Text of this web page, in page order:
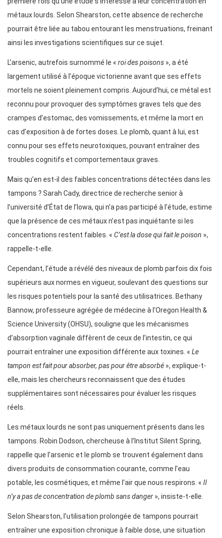
métaux lourds. Selon Shearston, cette absence de recherche
pourrait être liée au tabou entourant les menstruations, freinant
ainsi les investigations scientifiques sur ce sujet.
L’arsenic, autrefois surnommé le « roi des poisons », a été
largement utilisé à l’époque victorienne avant que ses effets
mortels ne soient pleinement compris. Aujourd’hui, ce métal est
reconnu pour provoquer des symptômes graves tels que des
crampes d’estomac, des vomissements, et même la mort en
cas d’exposition à de fortes doses. Le plomb, quant à lui, est
connu pour ses effets neurotoxiques, pouvant entraîner des
troubles cognitifs et comportementaux graves.
Mais qu’en est-il des faibles concentrations détectées dans les
tampons ? Sarah Cady, directrice de recherche senior à
l’université d’État de l’Iowa, qui n’a pas participé à l’étude, estime
que la présence de ces métaux n’est pas inquiétante si les
concentrations restent faibles. « C’est la dose qui fait le poison »,
rappelle-t-elle.
Cependant, l’étude a révélé des niveaux de plomb parfois dix fois
supérieurs aux normes en vigueur, soulevant des questions sur
les risques potentiels pour la santé des utilisatrices. Bethany
Bannow, professeure agrégée de médecine à l’Oregon Health &
Science University (OHSU), souligne que les mécanismes
d’absorption vaginale diffèrent de ceux de l’intestin, ce qui
pourrait entraîner une exposition différente aux toxines. « Le
tampon est fait pour absorber, pas pour être absorbé », explique-t-
elle, mais les chercheurs reconnaissent que des études
supplémentaires sont nécessaires pour évaluer les risques
réels.
Les métaux lourds ne sont pas uniquement présents dans les
tampons. Robin Dodson, chercheuse à l’Institut Silent Spring,
rappelle que l’arsenic et le plomb se trouvent également dans
divers produits de consommation courante, comme l’eau
potable, les cosmétiques, et même l’air que nous respirons. « Il
n’y a pas de concentration de plomb sans danger », insiste-t-elle.
Selon Shearston, l’utilisation prolongée de tampons pourrait
entraîner une exposition chronique à faible dose, une situation